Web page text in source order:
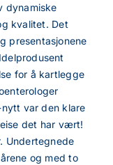
dynamiske
kvalitet. Det
presentasjonene
for å kartlegge
var den klare
det har vært!
Undertegnede
og med to